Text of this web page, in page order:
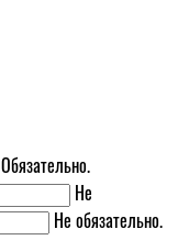
Обязательно.
Не
Не обязательно.